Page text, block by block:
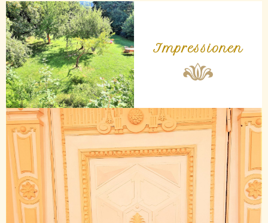
Impressionen